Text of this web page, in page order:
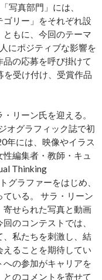
写真部門」には、
ゴリー」をそれぞれ設
もに、今回のテーマ
にポジティブな影響を
の応募を呼び掛けて
受け付け、受賞作品
リーン氏を迎える。
オグラフィック誌で初
年には、映像やイラス
編集者・教師・キュ
Thinking
グラファーをはじめ、
いる。 サラ・リーン
寄せられた写真と動画
のコンテストでは、
、私たちを刺激し、結
ることを期待してい
への参加がキャリアを
のコメントを寄せて